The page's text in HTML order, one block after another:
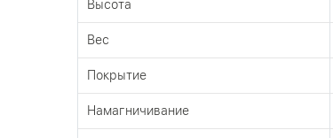
Высота
Вес
Покрытие
Намагничивание